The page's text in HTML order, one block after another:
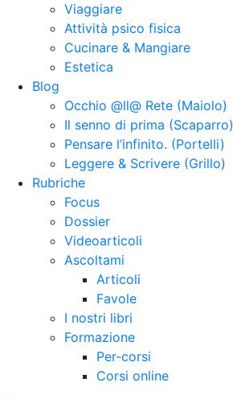
Viaggiare
Attività psico fisica
Cucinare & Mangiare
Estetica
Blog
Occhio @ll@ Rete (Maiolo)
Il senno di prima (Scaparro)
Pensare l’infinito. (Portelli)
Leggere & Scrivere (Grillo)
Rubriche
Focus
Dossier
Videoarticoli
Ascoltami
Articoli
Favole
I nostri libri
Formazione
Per-corsi
Corsi online